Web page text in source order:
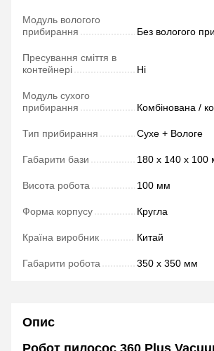
Модуль вологого
прибирання
Без вологого
Пресування сміття в
контейнері
Ні
Модуль сухого
прибирання
Комбінована /
Тип прибирання Сухе + Вологе
Габарити бази 180 х 140 х 100
Висота робота 100 мм
Форма корпусу Кругла
Країна виробник Китай
Габарити робота 350 х 350 мм
Опис
Робот пилосос 360 Plus